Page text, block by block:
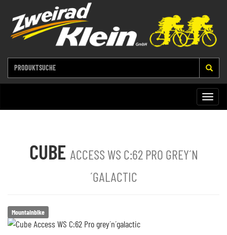
Toggle
CUBE ACCESS WS C:62 PRO GREY´N
´GALACTIC
Mountainbike